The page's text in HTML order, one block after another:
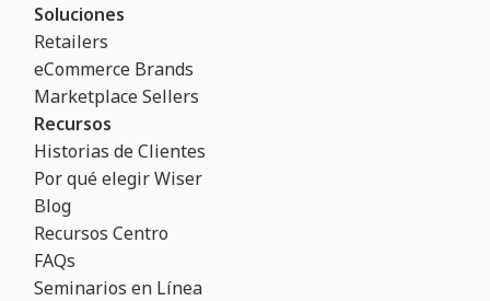
Soluciones
Retailers
eCommerce Brands
Marketplace Sellers
Recursos
Historias de Clientes
Por qué elegir Wiser
Blog
Recursos Centro
FAQs
Seminarios en Línea